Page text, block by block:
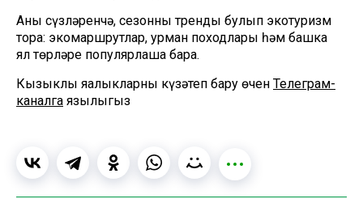
Аның сүзләренчә, сезонның тренды булып экотуризм
тора: экомаршрутлар, урман походлары һәм башка
ял төрләре популярлаша бара.
Кызыклы яңалыкларны күзәтеп бару өчен Телеграм-
каналга язылыгыз